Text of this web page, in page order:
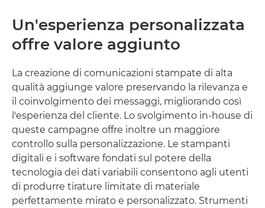
Un'esperienza personalizzata
offre valore aggiunto
La creazione di comunicazioni stampate di alta
qualità aggiunge valore preservando la rilevanza e
il coinvolgimento dei messaggi, migliorando così
l'esperienza del cliente. Lo svolgimento in-house di
queste campagne offre inoltre un maggiore
controllo sulla personalizzazione. Le stampanti
digitali e i software fondati sul potere della
tecnologia dei dati variabili consentono agli utenti
di produrre tirature limitate di materiale
perfettamente mirato e personalizzato. Strumenti